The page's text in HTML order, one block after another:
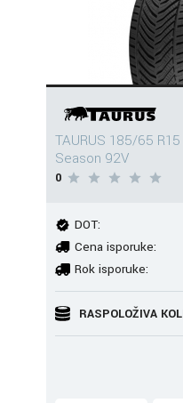
TAURUS 185/65 R15
Season 92V
0
DOT:
Cena isporuke:
Rok isporuke:
RASPOLOŽIVA